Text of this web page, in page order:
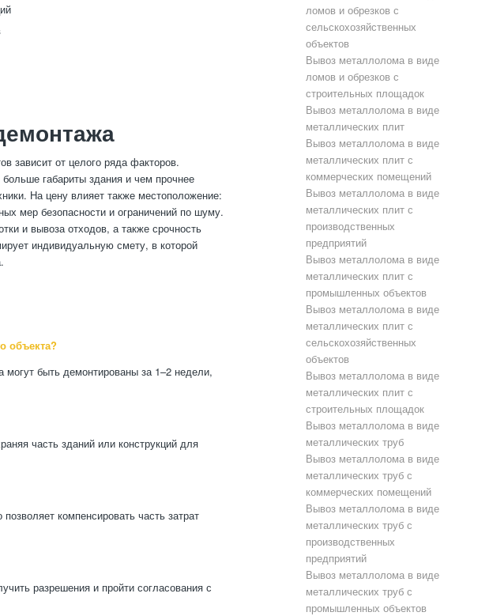
зависит от целого ряда факторов.
габариты здания и чем прочнее
На цену влияет также местоположение:
мер безопасности и ограничений по шуму.
и вывоза отходов, а также срочность
индивидуальную смету, в которой
объекта?
быть демонтированы за 1–2 недели,
часть зданий или конструкций для
компенсировать часть затрат
разрешения и пройти согласования с
ломов и обрезков с
сельскохозяйственных
объектов
Вывоз металлолома в виде
ломов и обрезков с
строительных площадок
Вывоз металлолома в виде
металлических плит
Вывоз металлолома в виде
металлических плит с
коммерческих помещений
Вывоз металлолома в виде
металлических плит с
производственных
предприятий
Вывоз металлолома в виде
металлических плит с
промышленных объектов
Вывоз металлолома в виде
металлических плит с
сельскохозяйственных
объектов
Вывоз металлолома в виде
металлических плит с
строительных площадок
Вывоз металлолома в виде
металлических труб
Вывоз металлолома в виде
металлических труб с
коммерческих помещений
Вывоз металлолома в виде
металлических труб с
производственных
предприятий
Вывоз металлолома в виде
металлических труб с
промышленных объектов